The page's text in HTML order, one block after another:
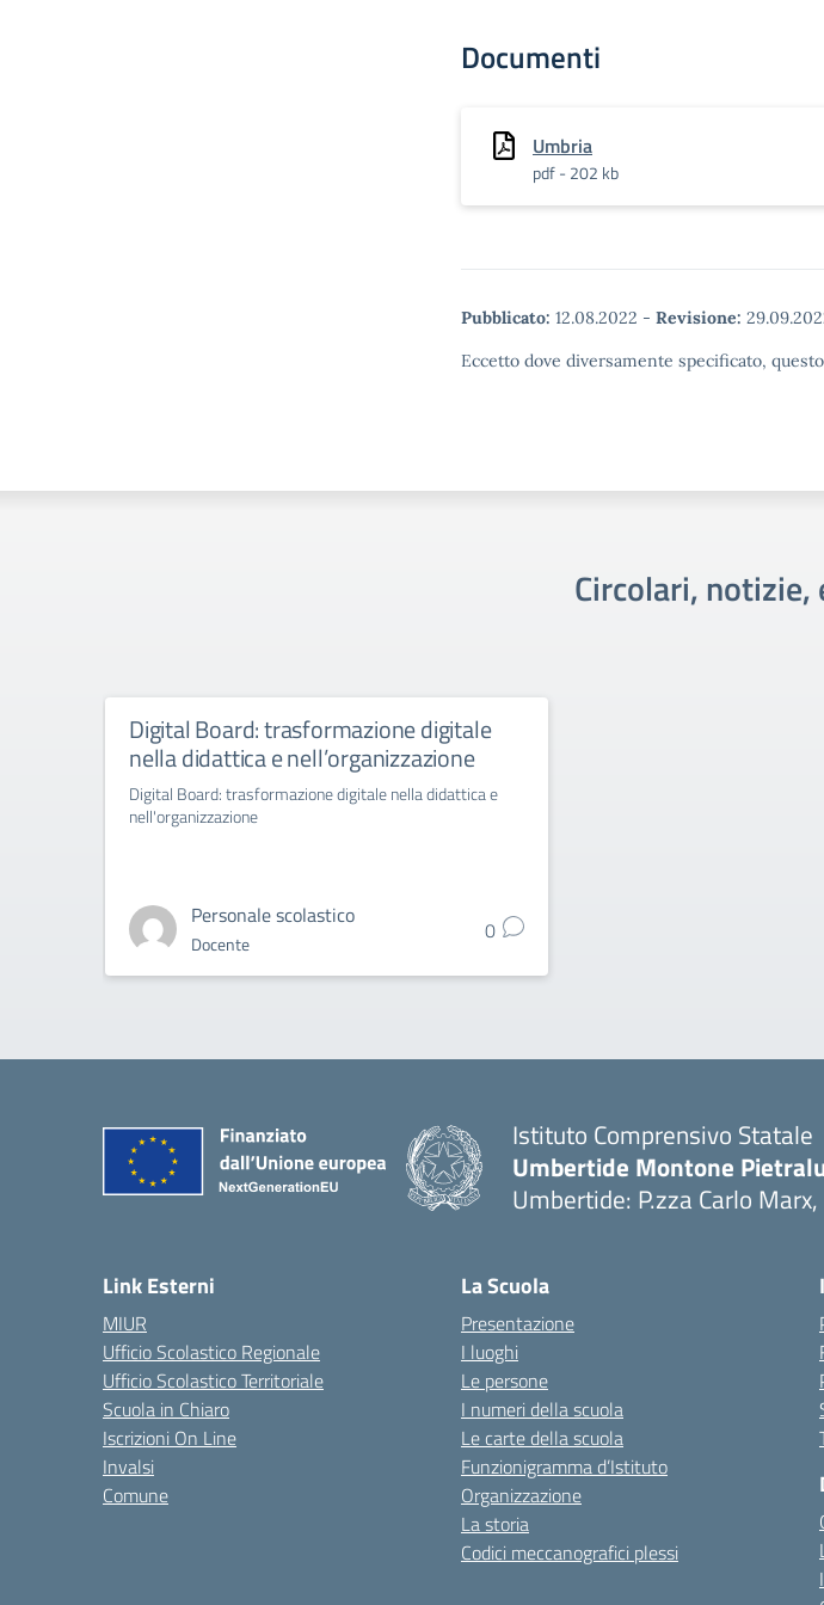
1926…
Documenti
Umbria
pdf - 202 kb
Pubblicato: 12.08.2022 - Revisione:
Eccetto dove diversamente specificato,
Circolari,
Digital Board: trasformazione digitale
nella didattica e nell’organizzazione
Digital Board: trasformazione digitale nella didattica e
nell'organizzazione
Personale scolastico
Docente 0
Istituto Comprensivo Statale
Umbertide Montone
Umbertide: P.zza Carlo
Link Esterni
MIUR
Ufficio Scolastico Regionale
Ufficio Scolastico Territoriale
Scuola in Chiaro
Iscrizioni On Line
Invalsi
Comune
La Scuola
Presentazione
I luoghi
Le persone
I numeri della scuola
Le carte della scuola
Funzionigramma d’Istituto
Organizzazione
La storia
Codici meccanografici plessi